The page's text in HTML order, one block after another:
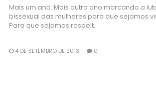
Mais um ano. Mais outro ano marcando a
bissexual das mulheres para que sejamos
Para que sejamos respeit..
4 DE SETEMBRO DE 2013 0